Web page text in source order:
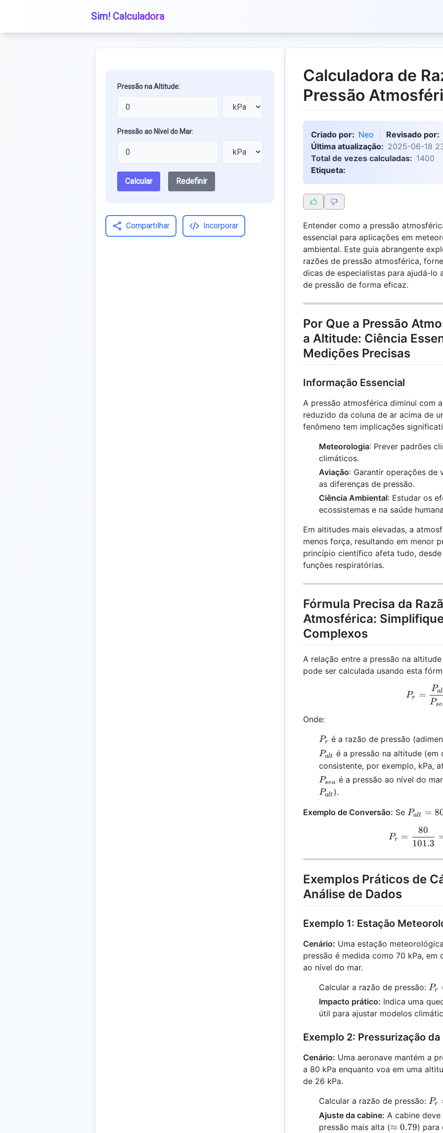
Sim! Calculadora
Pressão na Altitude:
Pressão ao Nível do Mar:
Calcular Redefinir
Compartilhar Incorporar
Calculadora de
Pressão
Criado por: Neo Revisado por:
Última atualização: 2025-06-18
Total de vezes calculadas: 1400
Etiqueta:
Entender como a pressão
essencial para aplicações em
ambiental. Este guia abrangente
razões de pressão atmosférica,
dicas de especialistas para ajudá-lo
de pressão de forma eficaz.
Por Que a Pressão
a Altitude: Ciência
Medições Precisas
Informação Essencial
A pressão atmosférica diminui com
reduzido da coluna de ar acima de
fenômeno tem implicações
Meteorologia: Prever padrões
climáticos.
Aviação: Garantir operações de
as diferenças de pressão.
Ciência Ambiental: Estudar os
ecossistemas e na saúde
Em altitudes mais elevadas, a
menos força, resultando em menor
princípio científico afeta tudo,
funções respiratórias.
Fórmula Precisa da
Atmosférica:
Complexos
A relação entre a pressão na
pode ser calculada usando esta
Pr =
Pse
Pa
Onde:
P_r
Pr é a razão de pressão
P_{alt}
Palt é a pressão na altitude (em
consistente, por exemplo, kPa,
P_{sea}
Psea é a pressão ao nível do
Palt ).
Exemplo de Conversão: Se P_{alt}
Palt =
Pr =
101.3
80
Exemplos Práticos de
Análise de Dados
Exemplo 1: Estação
Cenário: Uma estação
pressão é medida como 70 kPa, em
ao nível do mar.
Calcular a razão de pressão: Pr
Impacto prático: Indica uma
útil para ajustar modelos
Exemplo 2: Pressurização
Cenário: Uma aeronave mantém a
a 80 kPa enquanto voa em uma
de 26 kPa.
Calcular a razão de pressão: Pr
Ajuste da cabine: A cabine
pressão mais alta (\approx
≈ 0.79) para